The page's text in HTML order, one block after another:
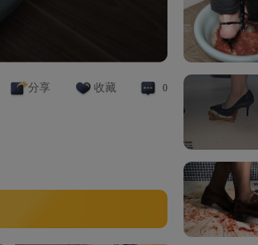
分享 收藏 0